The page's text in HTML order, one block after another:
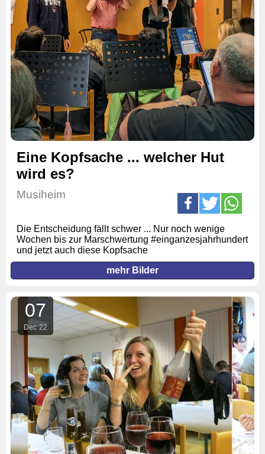
Eine Kopfsache ... welcher Hut
wird es?
Musiheim
Die Entscheidung fällt schwer ... Nur noch wenige
Wochen bis zur Marschwertung #einganzesjahrhundert
und jetzt auch diese Kopfsache
mehr Bilder
07
Dec 22